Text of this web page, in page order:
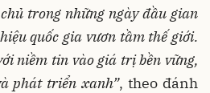
trong những ngày đầu gian
quốc gia vươn tầm thế giới.
niềm tin vào giá trị bền vững,
phát triển xanh”, theo đánh